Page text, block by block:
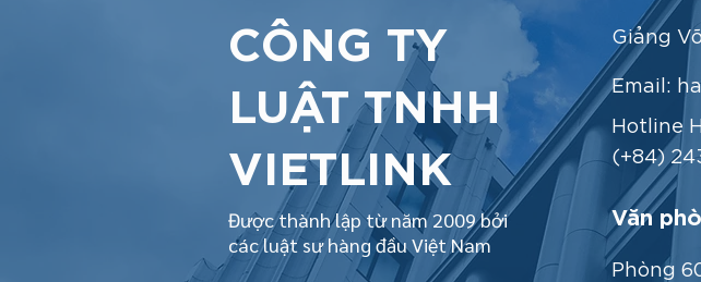
CÔNG TY
LUẬT TNHH
VIETLINK
Được thành lập từ năm 2009 bởi
các luật sư hàng đầu Việt Nam
Giảng
Email:
Hotline
(+84)
Văn
Phòng